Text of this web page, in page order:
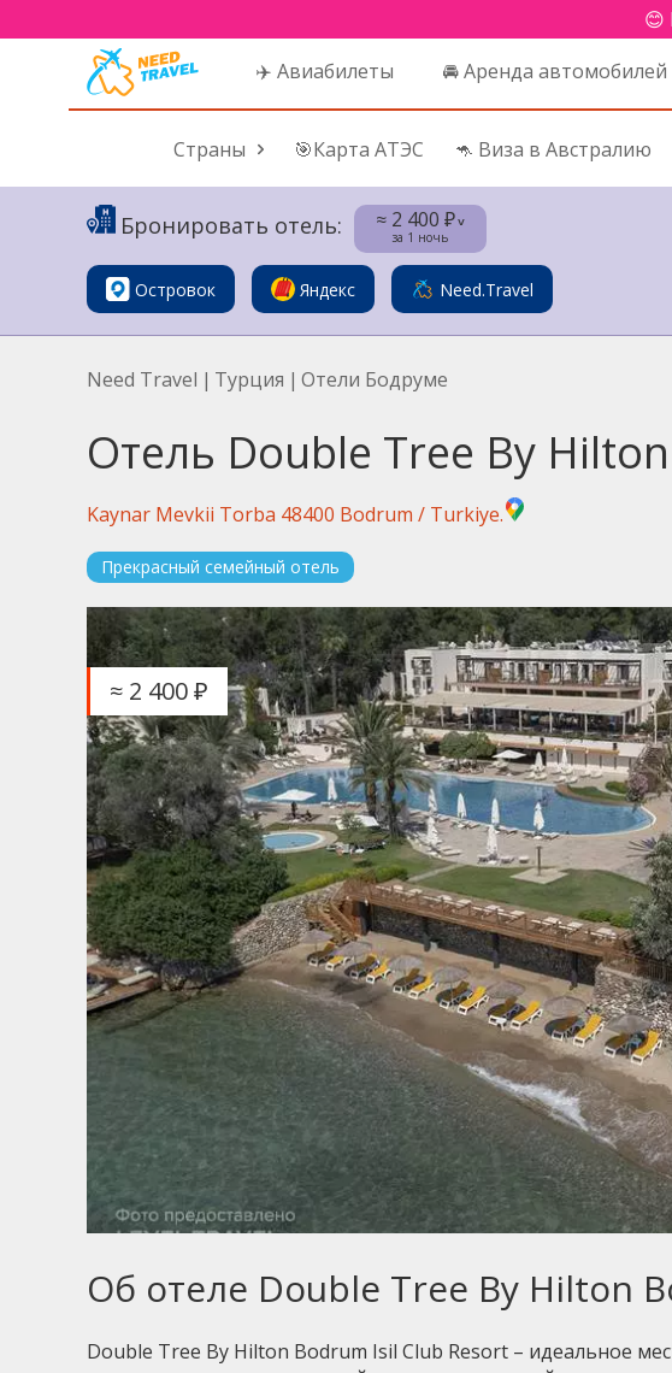
😊
✈️ Авиабилеты 🚘 Аренда автомобилей
Страны 🎯Карта АТЭС 🦘 Виза в Австралию
Бронировать отель: ≈ 2 400 ₽˅
за 1 ночь
Островок Яндекс Need.Travel
Need Travel | Турция | Отели Бодруме
Отель Double Tree By
Kaynar Mevkii Torba 48400 Bodrum / Turkiye.
Прекрасный семейный отель
≈ 2 400 ₽
Об отеле Double Tree By Hilton
Double Tree By Hilton Bodrum Isil Club Resort – идеальное